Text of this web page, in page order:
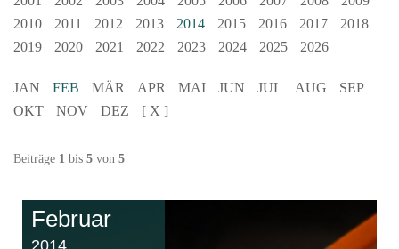
2010
2011 2012 2013 2014 2015 2016 2017
2018
2019
2020 2021 2022 2023 2024 2025 2026
JAN FEB MÄR APR MAI JUN JUL AUG
SEP
OKT
NOV DEZ [ X ]
Beiträge 1 bis 5 von 5
Februar
2014